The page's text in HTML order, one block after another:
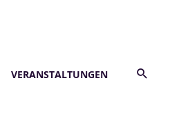
VERANSTALTUNGEN